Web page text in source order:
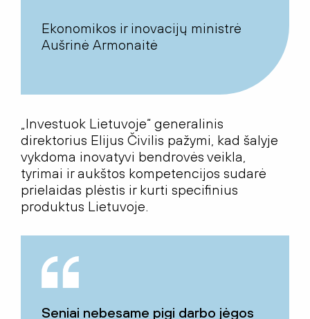
Ekonomikos ir inovacijų ministrė
Aušrinė Armonaitė
„Investuok Lietuvoje“ generalinis
direktorius Elijus Čivilis pažymi, kad šalyje
vykdoma inovatyvi bendrovės veikla,
tyrimai ir aukštos kompetencijos sudarė
prielaidas plėstis ir kurti specifinius
produktus Lietuvoje.
Seniai nebesame pigi darbo jėgos